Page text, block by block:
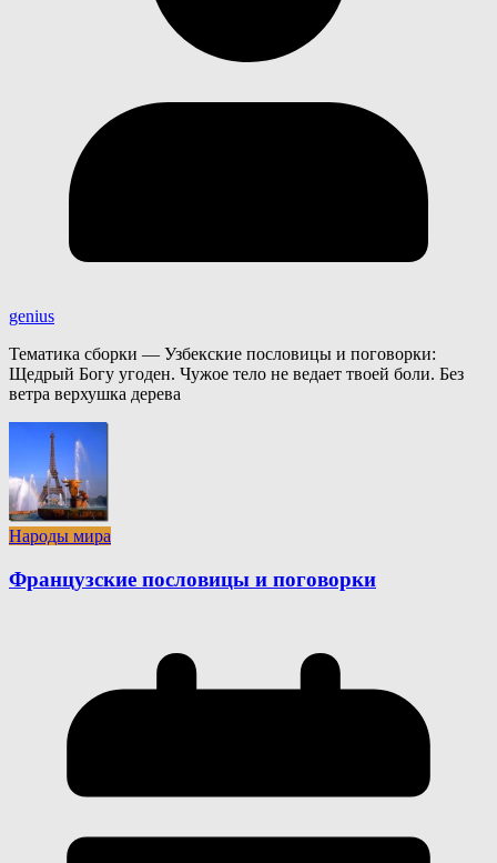
genius
Тематика сборки — Узбекские пословицы и поговорки:
Щедрый Богу угоден. Чужое тело не ведает твоей боли. Без
ветра верхушка дерева
Народы мира
Французские пословицы и поговорки